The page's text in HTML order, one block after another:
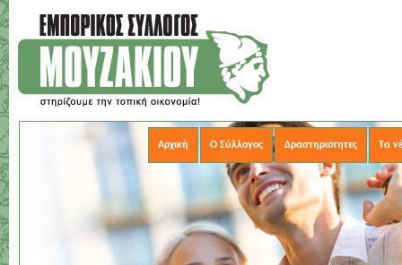
Αρχική Ο Σύλλογος Δραστηριότητες Τα